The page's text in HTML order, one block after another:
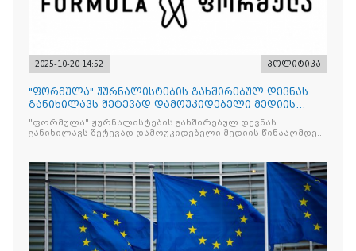
2025-10-20 14:52 პოლიტიკა
"ფორმულა" ჟურნალისტების გახშირებულ დევნას
განიხილავს შეტევად დამოუკიდებელი მედიის
წინააღმდ
"ფორმულა" ჟურნალისტების გახშირებულ დევნას
განიხილავს შეტევად დამოუკიდებელი მედიის წინააღმდეგ,